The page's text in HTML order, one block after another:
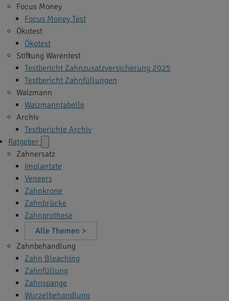
Focus Money
Focus Money Test
Ökotest
Ökotest
Stiftung Warentest
Testbericht Zahnzusatzversicherung 2025
Testbericht Zahnfüllungen
Waizmann
Waizmanntabelle
Archiv
Testberichte Archiv
Ratgeber
Zahnersatz
Implantate
Veneers
Zahnkrone
Zahnbrücke
Zahnprothese
Alle Themen >
Zahnbehandlung
Zahn Bleaching
Zahnfüllung
Zahnspange
Wurzelbehandlung